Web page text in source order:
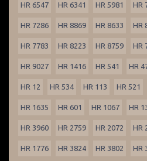
HR 6547 HR 6341 HR 5981 HR
HR 7286 HR 8869 HR 8633 HR
HR 7783 HR 8223 HR 8759 HR
HR 9027 HR 1416 HR 541 HR
HR 12 HR 534 HR 113 HR 521
HR 1635 HR 601 HR 1067 HR
HR 3960 HR 2759 HR 2072 HR
HR 1776 HR 3824 HR 3802 HR